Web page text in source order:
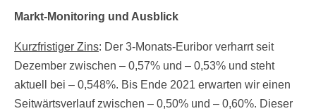
Markt-Monitoring und Ausblick
Kurzfristiger Zins: Der 3-Monats-Euribor verharrt seit
Dezember zwischen – 0,57% und – 0,53% und steht
aktuell bei – 0,548%. Bis Ende 2021 erwarten wir einen
Seitwärtsverlauf zwischen – 0,50% und – 0,60%. Dieser